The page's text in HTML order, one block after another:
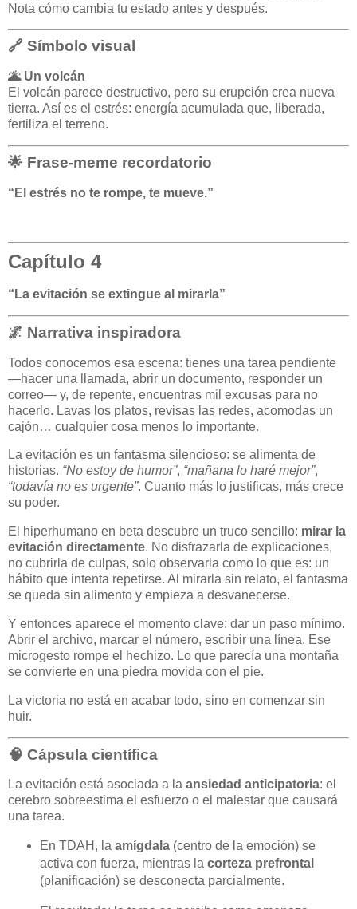
Nota cómo cambia tu estado antes y después.
🔗 Símbolo visual
🌋 Un volcán
El volcán parece destructivo, pero su erupción crea nueva
tierra. Así es el estrés: energía acumulada que, liberada,
fertiliza el terreno.
🌟 Frase-meme recordatorio
“El estrés no te rompe, te mueve.”
Capítulo 4
“La evitación se extingue al mirarla”
🌌 Narrativa inspiradora
Todos conocemos esa escena: tienes una tarea pendiente
—hacer una llamada, abrir un documento, responder un
correo— y, de repente, encuentras mil excusas para no
hacerlo. Lavas los platos, revisas las redes, acomodas un
cajón… cualquier cosa menos lo importante.
La evitación es un fantasma silencioso: se alimenta de
historias. “No estoy de humor”, “mañana lo haré mejor”,
“todavía no es urgente”. Cuanto más lo justificas, más crece
su poder.
El hiperhumano en beta descubre un truco sencillo: mirar la
evitación directamente. No disfrazarla de explicaciones,
no cubrirla de culpas, solo observarla como lo que es: un
hábito que intenta repetirse. Al mirarla sin relato, el fantasma
se queda sin alimento y empieza a desvanecerse.
Y entonces aparece el momento clave: dar un paso mínimo.
Abrir el archivo, marcar el número, escribir una línea. Ese
microgesto rompe el hechizo. Lo que parecía una montaña
se convierte en una piedra movida con el pie.
La victoria no está en acabar todo, sino en comenzar sin
huir.
🧠 Cápsula científica
La evitación está asociada a la ansiedad anticipatoria: el
cerebro sobreestima el esfuerzo o el malestar que causará
una tarea.
En TDAH, la amígdala(centro de la emoción) se
activa con fuerza, mientras la corteza prefrontal
(planificación) se desconecta parcialmente.